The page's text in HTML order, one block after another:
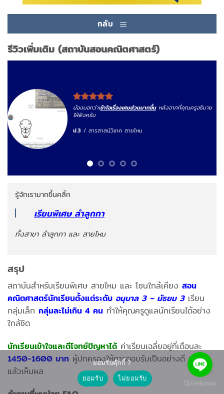
กลับ
รีวิวเพิ่มเติม (สถาบันสอนคณิตศาสตร์)
น้องบอกว่าเข้าใจเรื่องเศษส่วนมากขึ้นหลังจากที่คุณครูอธิบาย
ให้ฟังครับ
ป.3 / สารสาสน์วิเทศ สายไหม
รู้จักเรามากขึ้นคลิ๊ก
เรียนพิเศษ ลำลูกกา
ทั้งสาขา ลำลูกกา และ สายไหม
สรุป
สถาบันสำหรับเรียนพิเศษ สายไหม และ โซนใกล้เคียง สอน
คณิตศาสตร์นักเรียนตั้งแต่ระดับ อนุบาล 3 – มัธยม 3เรียน
กลุ่มเล็ก กลุ่มละไม่เกิน 4 คน ทำให้คุณครูดูแลนักเรียนได้อย่าง
ใกล้ชิด
นักเรียนเข้าใจและตีโจทย์ปัญหาได้ ค่าเรียนเฉลี่ยอยู่ที่เดือนละ
1450-1600 บาท ผู้ปกครองให้การตอบรับเป็นอย่างดี เรียน
แล้วเห็นผล
ยอมรับคุ๊กกี้ ?
ยอมรับ
ไม่ยอมรับ